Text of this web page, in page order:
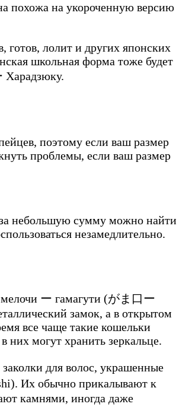
похожа на укороченную версию
лолит и других японских
школьная форма тоже будет
Харадзюку.
поэтому если ваш размер
проблемы, если ваш размер
небольшую сумму можно найти
незамедлительно.
ー гамагути (がま口ー
замок, а в открытом
все чаще такие кошельки
могут хранить зеркальце.
для волос, украшенные
). Их обычно прикалывают к
камнями, иногда даже